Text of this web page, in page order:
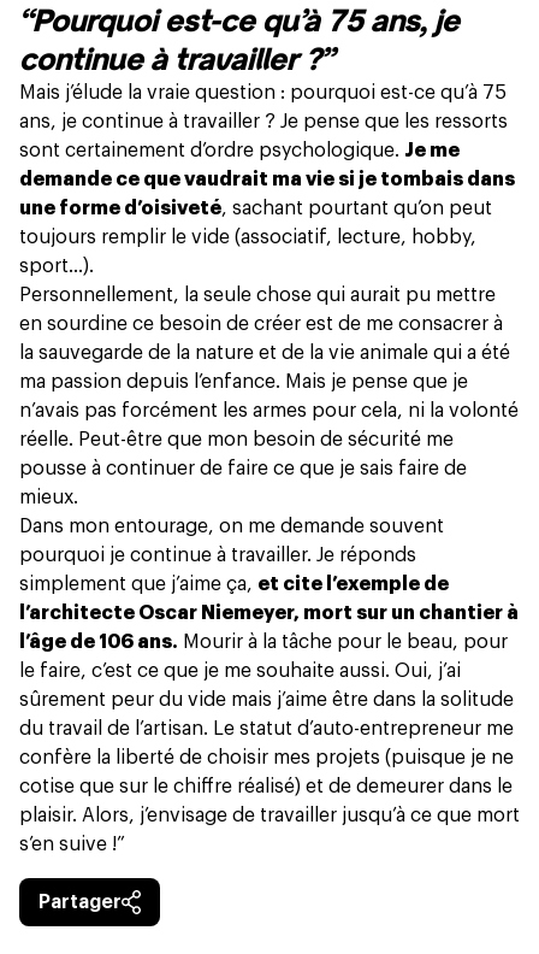
“Pourquoi est-ce qu’à 75 ans, je
continue à travailler ?”
Mais j’élude la vraie question : pourquoi est-ce qu’à 75
ans, je continue à travailler ? Je pense que les ressorts
sont certainement d’ordre psychologique. Je me
demande ce que vaudrait ma vie si je tombais dans
une forme d’oisiveté, sachant pourtant qu’on peut
toujours remplir le vide (associatif, lecture, hobby,
sport…).
Personnellement, la seule chose qui aurait pu mettre
en sourdine ce besoin de créer est de me consacrer à
la sauvegarde de la nature et de la vie animale qui a été
ma passion depuis l’enfance. Mais je pense que je
n’avais pas forcément les armes pour cela, ni la volonté
réelle. Peut-être que mon besoin de sécurité me
pousse à continuer de faire ce que je sais faire de
mieux.
Dans mon entourage, on me demande souvent
pourquoi je continue à travailler. Je réponds
simplement que j’aime ça, et cite l’exemple de
l’architecte Oscar Niemeyer, mort sur un chantier à
l’âge de 106 ans. Mourir à la tâche pour le beau, pour
le faire, c’est ce que je me souhaite aussi. Oui, j’ai
sûrement peur du vide mais j’aime être dans la solitude
du travail de l’artisan. Le statut d’auto-entrepreneur me
confère la liberté de choisir mes projets (puisque je ne
cotise que sur le chiffre réalisé) et de demeurer dans le
plaisir. Alors, j’envisage de travailler jusqu’à ce que mort
s’en suive !”
Partager